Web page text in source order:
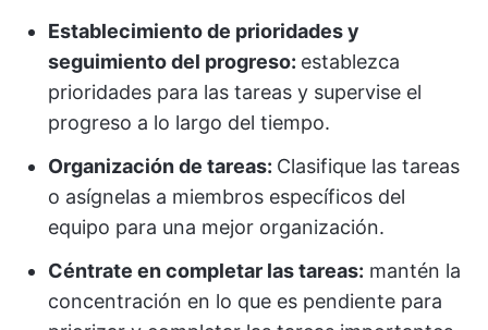
Establecimiento de prioridades y
seguimiento del progreso: establezca
prioridades para las tareas y supervise el
progreso a lo largo del tiempo.
Organización de tareas: Clasifique las tareas
o asígnelas a miembros específicos del
equipo para una mejor organización.
Céntrate en completar las tareas: mantén la
concentración en lo que es pendiente para